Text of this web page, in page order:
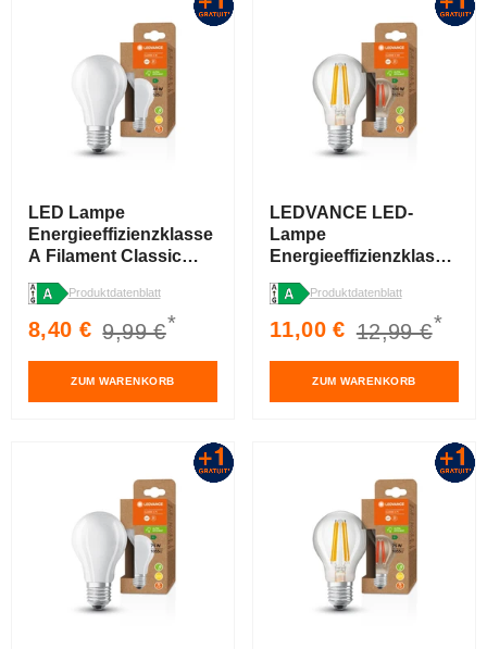
LED Lampe
Energieeffizienzklasse
A Filament Classic
Produktdatenblatt
Verkaufspreis
8,40 € Normaler
Preis
9,99 €*
ZUM WARENKORB
LEDVANCE LED-
Lampe
Energieeffizienzklasse
Klar, 7.2W/3000K, E27
Produktdatenblatt
Verkaufspreis
11,00 € Normaler
Preis
12,99 €*
ZUM WARENKORB